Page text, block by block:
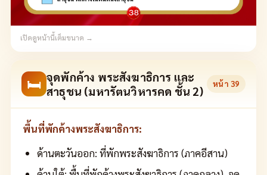
เปิดดูหน้านี้เต็มขนาด →
🛏 จุดพักค้าง พระสังฆาธิการ และ
สาธุชน (มหารัตนวิหารคด ชั้น 2)
หน้า 39
พื้นที่พักค้างพระสังฆาธิการ:
ด้านตะวันออก: ที่พักพระสังฆาธิการ (ภาคอีสาน)